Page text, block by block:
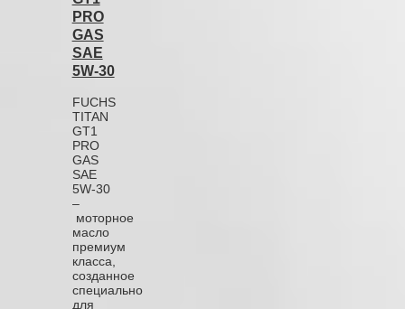
PRO
GAS
SAE
5W‑30
FUCHS
TITAN
GT1
PRO
GAS
SAE
5W‑30
–
моторное
масло
премиум
класса,
созданное
специально
для